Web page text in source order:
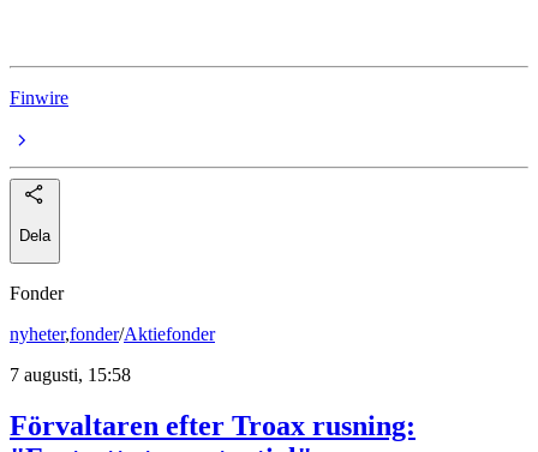
Finwire
Dela
Fonder
nyheter,fonder/Aktiefonder
7 augusti, 15:58
Förvaltaren efter Troax rusning: